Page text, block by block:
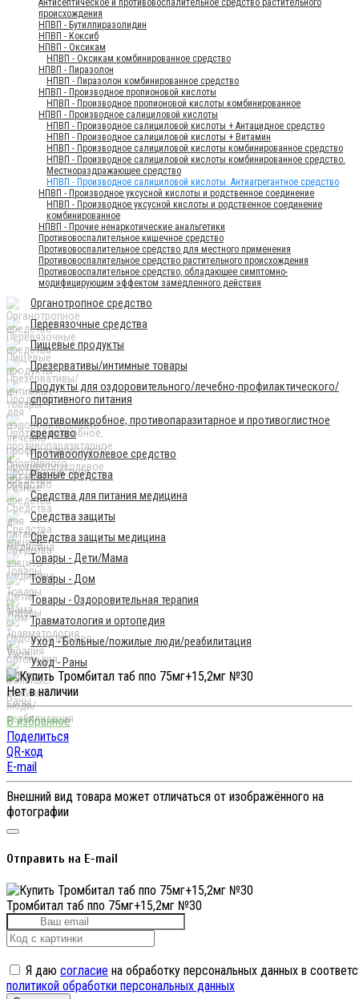
Антисептическое и противовоспалительное средство растительного
происхождения
НПВП - Бутилпиразолидин
НПВП - Коксиб
НПВП - Оксикам
НПВП - Оксикам комбинированное средство
НПВП - Пиразолон
НПВП - Пиразолон комбинированное средство
НПВП - Производное пропионовой кислоты
НПВП - Производное пропионовой кислоты комбинированное
НПВП - Производное салициловой кислоты
НПВП - Производное салициловой кислоты + Антацидное средство
НПВП - Производное салициловой кислоты + Витамин
НПВП - Производное салициловой кислоты комбинированное средство
НПВП - Производное салициловой кислоты комбинированное средство.
Местнораздражающее средство
НПВП - Производное салициловой кислоты. Антиагрегантное средство
НПВП - Производное уксусной кислоты и родственное соединение
НПВП - Производное уксусной кислоты и родственное соединение
комбинированное
НПВП - Прочие ненаркотические анальгетики
Противовоспалительное кишечное средство
Противовоспалительное средство для местного применения
Противовоспалительное средство растительного происхождения
Противовоспалительное средство, обладающее симптомно-
модифицирующим эффектом замедленного действия
Органотропное средство
Перевязочные средства
Пищевые продукты
Презервативы/интимные товары
Продукты для оздоровительного/лечебно-профилактического/
спортивного питания
Противомикробное, противопаразитарное и противоглистное
средство
Противоопухолевое средство
Разные средства
Средства для питания медицина
Средства защиты
Средства защиты медицина
Товары - Дети/Мама
Товары - Дом
Товары - Оздоровительная терапия
Травматология и ортопедия
Уход - Больные/пожилые люди/реабилитация
Уход - Раны
Нет в наличии
Поделиться
QR-код
E-mail
Внешний вид товара может отличаться от изображённого на
фотографии
Отправить на E-mail
Тромбитал таб ппо 75мг+15,2мг №30
Я даю согласие на обработку персональных данных в
политикой обработки персональных данных